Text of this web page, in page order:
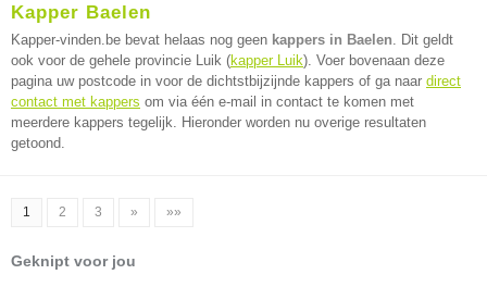
Kapper Baelen
Kapper-vinden.be bevat helaas nog geen kappers in Baelen. Dit geldt
ook voor de gehele provincie Luik (kapper Luik). Voer bovenaan deze
pagina uw postcode in voor de dichtstbijzijnde kappers of ga naar direct
contact met kappers om via één e-mail in contact te komen met
meerdere kappers tegelijk. Hieronder worden nu overige resultaten
getoond.
1 2 3 » »»
Geknipt voor jou